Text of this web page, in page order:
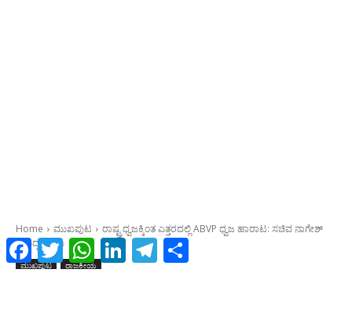
Facebook
Twitter WhatsAppLinkedInTelegram